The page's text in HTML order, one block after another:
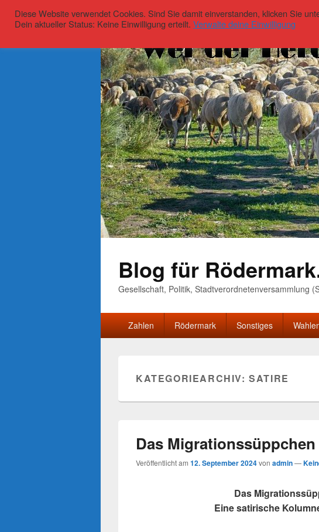
Blog für
Gesellschaft, Politik, Stadtverordnetenversammlung
Primäres
Menü Zahlen Rödermark Sonstiges
KATEGORIEARCHIV:SATIRE
Das Migrationssüppchen
Veröffentlicht am 12. September 2024von admin—
Das
Eine satirische
Diese Website verwendet Cookies. Sind Sie damit einverstanden, klicken Sie
Dein aktueller Status: Keine Einwilligung erteilt. Verwalte deine Einwilligung